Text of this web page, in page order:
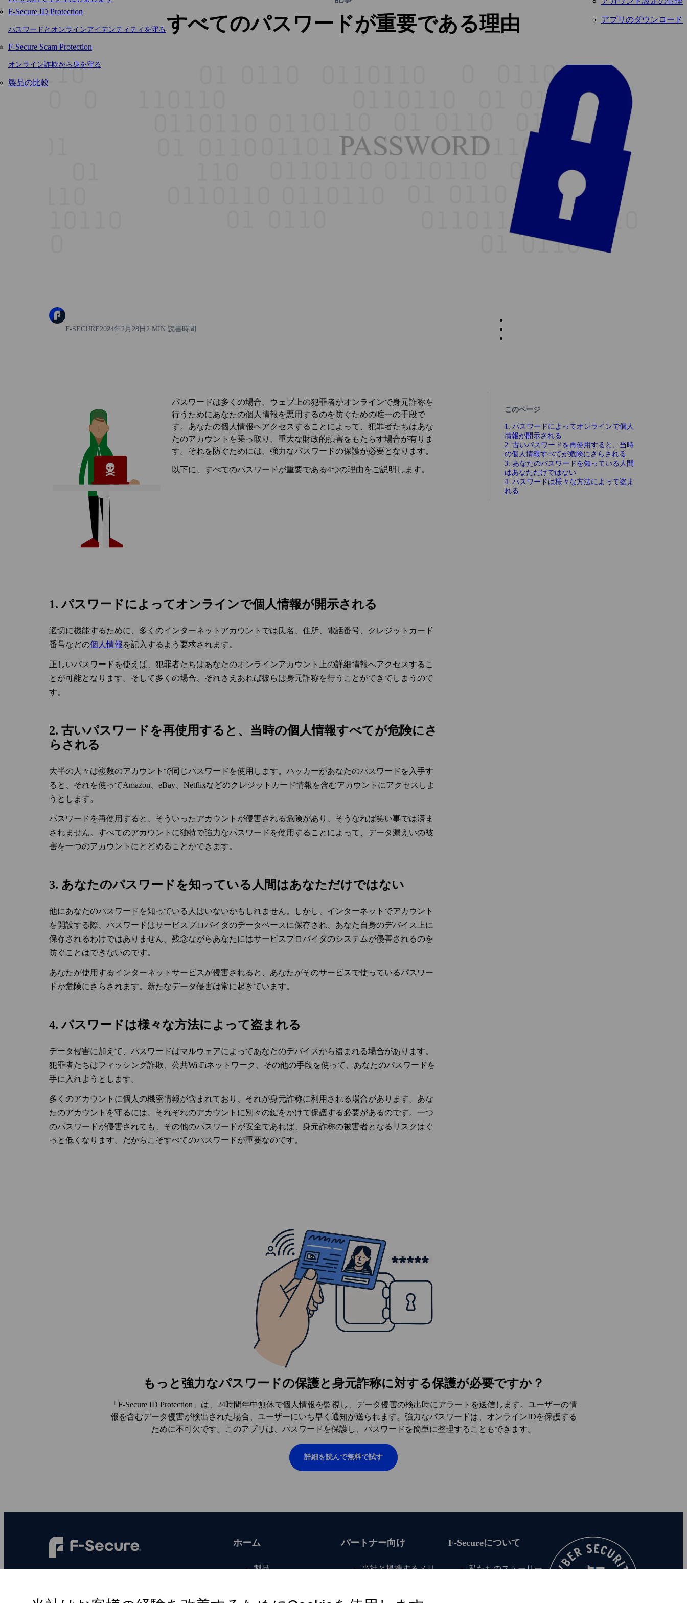
F-Secure ID Protection
パスワードとオンラインアイデンティティを守る
F-Secure Scam Protection
オンライン詐欺から身を守る
製品の比較
アプリのダウンロード
すべてのパスワードが重要である理由
F-SECURE2024年2月28日 2 MIN 読書時間
パスワードは多くの場合、ウェブ上の犯罪者がオンラインで身元詐称を
行うためにあなたの個人情報を悪用するのを防ぐための唯一の手段で
す。あなたの個人情報ヘアクセスすることによって、犯罪者たちはあな
たのアカウントを乗っ取り、重大な財政的損害をもたらす場合が有りま
す。それを防ぐためには、強力なパスワードの保護が必要となります。
以下に、すべてのパスワードが重要である4つの理由をご説明します。
1. パスワードによってオンラインで個人情報が開示される
適切に機能するために、多くのインターネットアカウントでは氏名、住所、電話番号、クレジットカード
番号などの個人情報 を記入するよう要求されます。
正しいパスワードを使えば、犯罪者たちはあなたのオンラインアカウント上の詳細情報へアクセスするこ
とが可能となります。そして多くの場合、それさえあれば彼らは身元詐称を行うことができてしまうので
す。
2. 古いパスワードを再使用すると、当時の個人情報すべてが危険にさ
らされる
大半の人々は複数のアカウントで同じパスワードを使用します。ハッカーがあなたのパスワードを入手す
ると、それを使ってAmazon、eBay、Netflixなどのクレジットカード情報を含むアカウントにアクセスしよ
うとします。
パスワードを再使用すると、そういったアカウントが侵害される危険があり、そうなれば笑い事では済ま
されません。すべてのアカウントに独特で強力なパスワードを使用することによって、データ漏えいの被
害を一つのアカウントにとどめることができます。
3. あなたのパスワードを知っている人間はあなただけではない
他にあなたのパスワードを知っている人はいないかもしれません。しかし、インターネットでアカウント
を開設する際、パスワードはサービスプロバイダのデータベースに保存され、あなた自身のデバイス上に
保存されるわけではありません。残念ながらあなたにはサービスプロバイダのシステムが侵害されるのを
防ぐことはできないのです。
あなたが使用するインターネットサービスが侵害されると、あなたがそのサービスで使っているパスワー
ドが危険にさらされます。新たなデータ侵害は常に起きています。
4. パスワードは様々な方法によって盗まれる
データ侵害に加えて、パスワードはマルウェアによってあなたのデバイスから盗まれる場合があります。
犯罪者たちはフィッシング詐欺、公共Wi‑Fiネットワーク、その他の手段を使って、あなたのパスワードを
手に入れようとします。
多くのアカウントに個人の機密情報が含まれており、それが身元詐称に利用される場合があります。あな
たのアカウントを守るには、それぞれのアカウントに別々の鍵をかけて保護する必要があるのです。一つ
のパスワードが侵害されても、その他のパスワードが安全であれば、身元詐称の被害者となるリスクはぐ
っと低くなります。だからこそすべてのパスワードが重要なのです。
このページ
1. パスワードによってオンラインで個人
情報が開示される
2. 古いパスワードを再使用すると、当時
の個人情報すべてが危険にさらされる
3. あなたのパスワードを知っている人間
はあなただけではない
4. パスワードは様々な方法によって盗ま
れる
もっと強力なパスワードの保護と身元詐称に対する保護が必要ですか？
「F‑Secure ID Protection」は、24時間年中無休で個人情報を監視し、データ侵害の検出時にアラートを送信します。ユーザーの情
報を含むデータ侵害が検出された場合、ユーザーにいち早く通知が送られます。強力なパスワードは、オンラインIDを保護する
ために不可欠です。このアプリは、パスワードを保護し、パスワードを簡単に整理することもできます。
詳細を読んで無料で試す
ホーム
製品
パートナー向け
当社と提携するメリ
F‑Secureについて
私たちのストーリー